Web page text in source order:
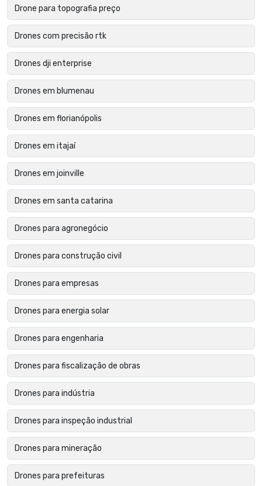
Drone para topografia preço
Drones com precisão rtk
Drones dji enterprise
Drones em blumenau
Drones em florianópolis
Drones em itajaí
Drones em joinville
Drones em santa catarina
Drones para agronegócio
Drones para construção civil
Drones para empresas
Drones para energia solar
Drones para engenharia
Drones para fiscalização de obras
Drones para indústria
Drones para inspeção industrial
Drones para mineração
Drones para prefeituras